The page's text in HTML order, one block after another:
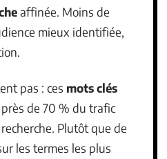
affinée. Moins de
mieux identifiée,
pas : ces mots clés
de 70 % du trafic
Plutôt que de
les termes les plus